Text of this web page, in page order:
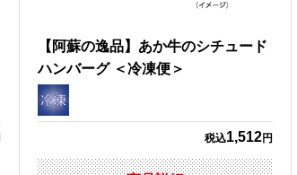
【阿蘇の逸品】あか牛のシチュード
ハンバーグ ＜冷凍便＞
税込1,512円